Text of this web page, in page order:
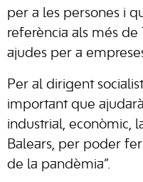
per a les persones i
referència als més de
ajudes per a
Per al dirigent
important que
industrial, econòmic,
Balears, per poder
de la pandèmia”.